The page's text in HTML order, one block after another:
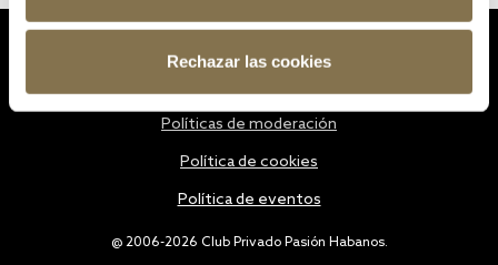
Rechazar las cookies
@ 2006-2026 Club Privado Pasión Habanos.
Políticas de moderación
Política de cookies
Política de eventos